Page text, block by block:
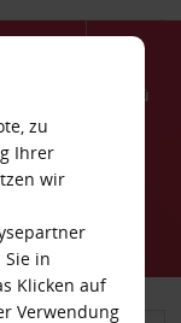
Menü
zu
Ihrer
wir
in
Klicken auf
Verwendung